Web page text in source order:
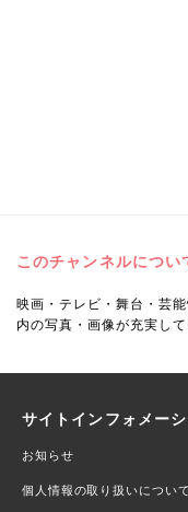
このチャンネルについ
映画・テレビ・舞台・芸
内の写真・画像が充実して
サイトインフォメー
お知らせ
個人情報の取り扱いについて